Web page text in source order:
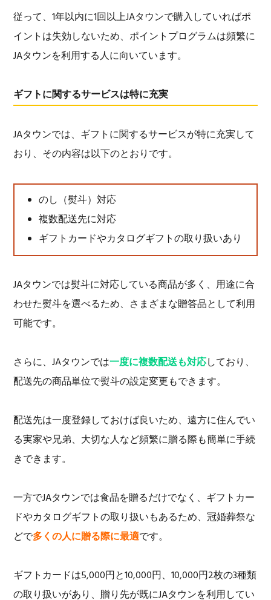
従って、1年以内に1回以上JAタウンで購入していればポ
イントは失効しないため、ポイントプログラムは頻繁に
JAタウンを利用する人に向いています。
ギフトに関するサービスは特に充実
JAタウンでは、ギフトに関するサービスが特に充実して
おり、その内容は以下のとおりです。
のし（熨斗）対応
複数配送先に対応
ギフトカードやカタログギフトの取り扱いあり
JAタウンでは熨斗に対応している商品が多く、用途に合
わせた熨斗を選べるため、さまざまな贈答品として利用
可能です。
さらに、JAタウンでは一度に複数配送も対応しており、
配送先の商品単位で熨斗の設定変更もできます。
配送先は一度登録しておけば良いため、遠方に住んでい
る実家や兄弟、大切な人など頻繁に贈る際も簡単に手続
きできます。
一方でJAタウンでは食品を贈るだけでなく、ギフトカー
ドやカタログギフトの取り扱いもあるため、冠婚葬祭な
どで多くの人に贈る際に最適です。
ギフトカードは5,000円と10,000円、10,000円2枚の3種類
の取り扱いがあり、贈り先が既にJAタウンを利用してい